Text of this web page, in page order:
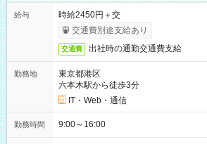
給与
時給2450円＋交
交通費別途支給あり
交通費 出社時の通勤交通費支給
勤務地
東京都港区
六本木駅から徒歩3分
IT・Web・通信
勤務時間 9:00～16:00